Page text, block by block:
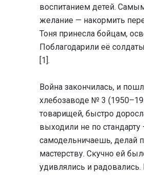
воспитанием детей.
желание — накормить
Тоня принесла бойцам,
Поблагодарили её
[1].
Война закончилась, и
хлебозаводе № 3
товарищей, быстро
выходили не по стандарту
самодельничаешь, делай
мастерству. Скучно ей
удивлялись и